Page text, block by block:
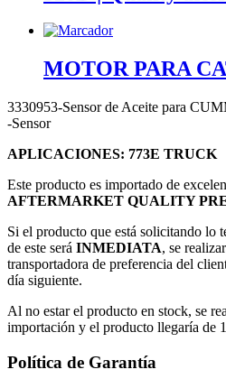
MOTOR PARA
3330953-Sensor de Aceite para
-Sensor
APLICACIONES: 773E TRUCK
Este producto es importado de
AFTERMARKET QUALITY
Si el producto que está solicitando lo
de este será INMEDIATA, se
transportadora de preferencia del
día siguiente.
Al no estar el producto en stock, se
importación y el producto llegaría de
Política de Garantía